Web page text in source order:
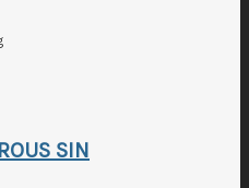
SIN